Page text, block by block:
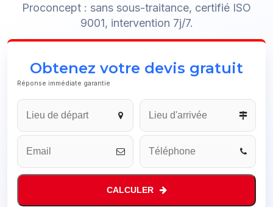
Proconcept : sans sous-traitance, certifié ISO
9001, intervention 7j/7.
Obtenez votre devis gratuit
Réponse immédiate garantie
CALCULER